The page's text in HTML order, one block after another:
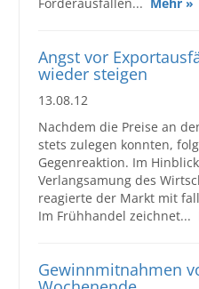
Angst vor
wieder steigen
13.08.12
Nachdem die Preise an
stets zulegen konnten,
Gegenreaktion. Im
Verlangsamung des
reagierte der Markt mit
Im Frühhandel zeichnet...
Gewinnmitnahmen